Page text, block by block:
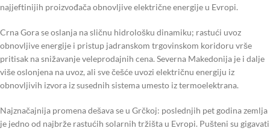
najjeftinijih proizvođača obnovljive električne energije u Evropi.
Crna Gora se oslanja na sličnu hidrološku dinamiku; rastući uvoz
obnovljive energije i pristup jadranskom trgovinskom koridoru vrše
pritisak na snižavanje veleprodajnih cena. Severna Makedonija je i dalje
više oslonjena na uvoz, ali sve češće uvozi električnu energiju iz
obnovljivih izvora iz susednih sistema umesto iz termoelektrana.
Najznačajnija promena dešava se u Grčkoj: poslednjih pet godina zemlja
je jedno od najbrže rastućih solarnih tržišta u Evropi. Pušteni su gigavati